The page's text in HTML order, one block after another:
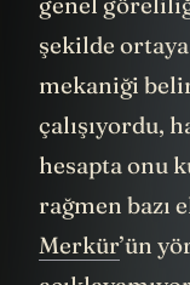
genel
şekilde ortaya
mekaniği
çalışıyordu,
hesapta onu
rağmen bazı
Merkür ’ün